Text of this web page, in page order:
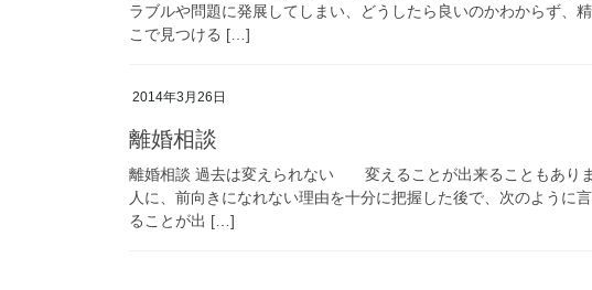
ラブルや問題に発展してしまい、どうしたら良いのかわからず、
こで見つける […]
2014年3月26日
離婚相談
離婚相談 過去は変えられない 変えることが出来ることもあり
人に、前向きになれない理由を十分に把握した後で、次のよう
ることが出 […]